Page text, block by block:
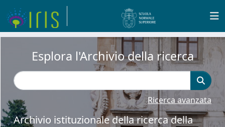
Esplora l'Archivio della ricerca
Ricerca avanzata
Archivio istituzionale della ricerca della